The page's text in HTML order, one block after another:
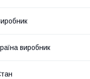
виробник